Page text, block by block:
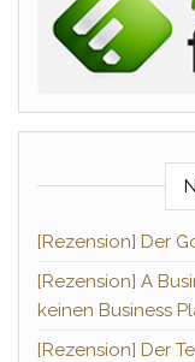
[Rezension] Der
[Rezension] A
keinen Business
[Rezension] Der